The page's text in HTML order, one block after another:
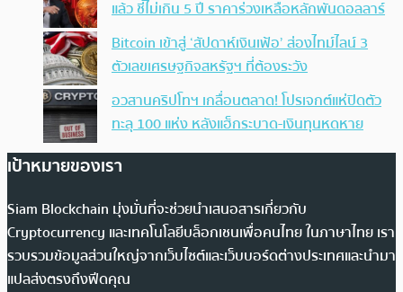
แล้ว ชี้ไม่เกิน 5 ปี ราคาร่วงเหลือหลักพันดอลลาร์
Bitcoin เข้าสู่ ‘สัปดาห์เงินเฟ้อ’ ส่องไทม์ไลน์ 3
ตัวเลขเศรษฐกิจสหรัฐฯ ที่ต้องระวัง
อวสานคริปโทฯ เกลื่อนตลาด! โปรเจกต์แห่ปิดตัว
ทะลุ 100 แห่ง หลังแฮ็กระบาด-เงินทุนหดหาย
เป้าหมายของเรา
Siam Blockchain มุ่งมั่นที่จะช่วยนำเสนอสารเกี่ยวกับ
Cryptocurrency และเทคโนโลยีบล็อกเชนเพื่อคนไทย ในภาษาไทย เรา
รวบรวมข้อมูลส่วนใหญ่จากเว็บไซต์และเว็บบอร์ดต่างประเทศและนำมา
แปลส่งตรงถึงฟีดคุณ